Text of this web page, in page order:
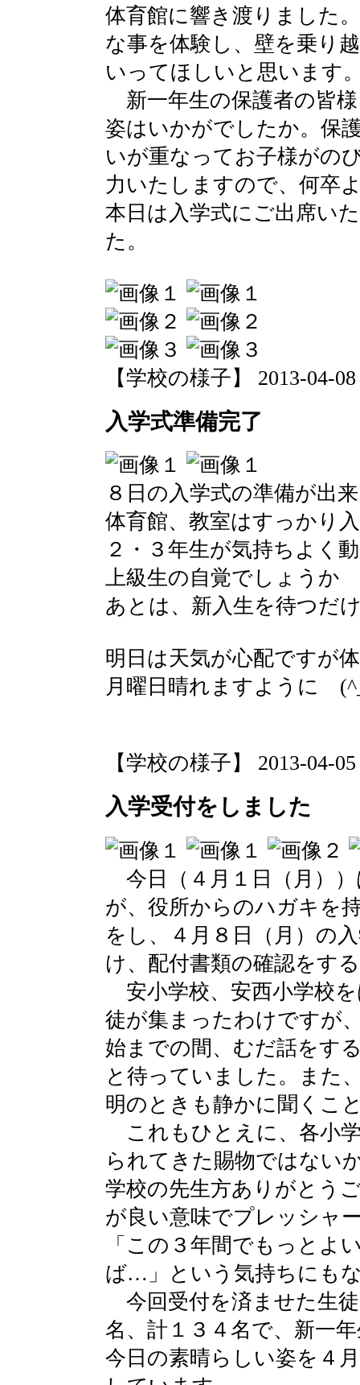
体育館に響き渡りました
な事を体験し、壁を乗り
いってほしいと思います
新一年生の保護者の皆
姿はいかがでしたか。保
いが重なってお子様がの
力いたしますので、何卒
本日は入学式にご出席い
た。
【学校の様子】 2013-04-
入学式準備完了
８日の入学式の準備が出
体育館、教室はすっかり
２・３年生が気持ちよく
上級生の自覚でしょうか
あとは、新入生を待つだ
明日は天気が心配ですが
月曜日晴れますように
【学校の様子】 2013-04-
入学受付をしました
今日（４月１日（月）
が、役所からのハガキを
をし、４月８日（月）の
け、配付書類の確認をす
安小学校、安西小学校
徒が集まったわけですが
始までの間、むだ話をす
と待っていました。また
明のときも静かに聞くこ
これもひとえに、各小
られてきた賜物ではない
学校の先生方ありがとう
が良い意味でプレッシャ
「この３年間でもっとよ
ば…」という気持ちにも
今回受付を済ませた生
名、計１３４名で、新一
今日の素晴らしい姿を４